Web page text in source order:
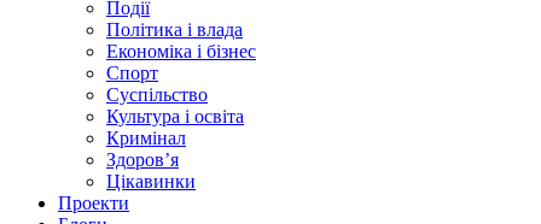
Події
Політика і влада
Економіка і бізнес
Спорт
Суспільство
Культура і освіта
Кримінал
Здоров’я
Цікавинки
Проекти